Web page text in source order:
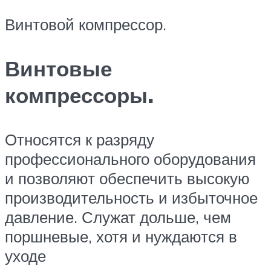
Винтовой компрессор.
Винтовые
компрессоры.
Относятся к разряду
профессионального оборудования
и позволяют обеспечить высокую
производительность и избыточное
давление. Служат дольше, чем
поршневые, хотя и нуждаются в
уходе